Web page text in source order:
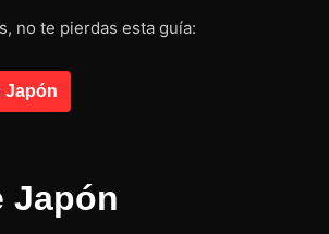
no te pierdas esta guía:
Japón
Japón